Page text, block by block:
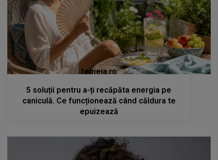
femeia.ro
5 soluții pentru a-ți recăpăta energia pe
caniculă. Ce funcționează când căldura te
epuizează